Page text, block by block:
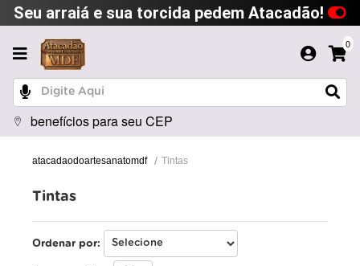
Seu arraiá e sua torcida pedem Atacadão!
0
benefícios para seu CEP
atacadaodoartesanatomdf Tintas
Tintas
Ordenar por: